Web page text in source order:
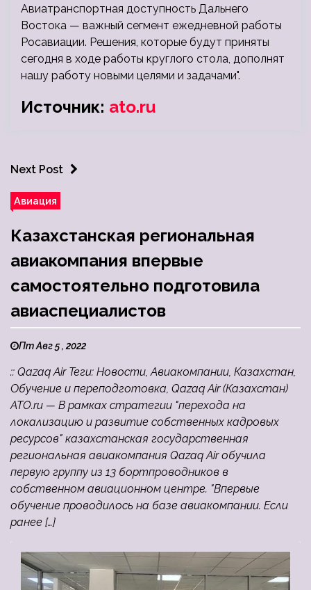
Авиатранспортная доступность Дальнего
Востока — важный сегмент ежедневной работы
Росавиации. Решения, которые будут приняты
сегодня в ходе работы круглого стола, дополнят
нашу работу новыми целями и задачами".
Источник: ato.ru
Next Post
Авиация
Казахстанская региональная
авиакомпания впервые
самостоятельно подготовила
авиаспециалистов
Пт Авг 5 , 2022
:: Qazaq Air Теги: Новости, Авиакомпании, Казахстан,
Обучение и переподготовка, Qazaq Air (Казахстан)
ATO.ru — В рамках стратегии "перехода на
локализацию и развитие собственных кадровых
ресурсов" казахстанская государственная
региональная авиакомпания Qazaq Air обучила
первую группу из 13 бортпроводников в
собственном авиационном центре. "Впервые
обучение проводилось на базе авиакомпании. Если
ранее […]